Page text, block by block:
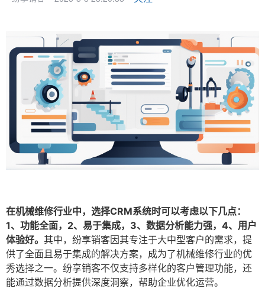
在机械维修行业中，选择CRM系统时可以考虑以下几点：
1、功能全面，2、易于集成，3、数据分析能力强，4、用户
体验好。 其中，纷享销客因其专注于大中型客户的需求，提
供了全面且易于集成的解决方案，成为了机械维修行业的优
秀选择之一。纷享销客不仅支持多样化的客户管理功能，还
能通过数据分析提供深度洞察，帮助企业优化运营。